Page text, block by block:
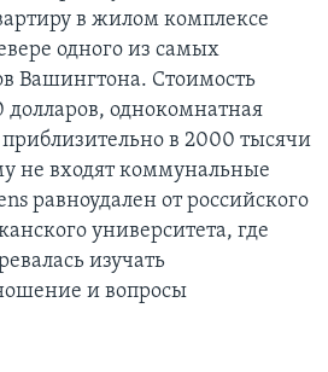
в жилом комплексе
одного из самых
Вашингтона. Стоимость
долларов, однокомнатная
в 2000 тысячи
не входят коммунальные
равноудален от российского
университета, где
изучать
и вопросы